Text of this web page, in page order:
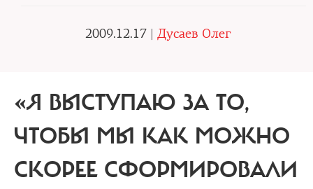
2009.12.17 | Дусаев Олег
«Я ВЫСТУПАЮ ЗА ТО,
ЧТОБЫ МЫ КАК МОЖНО
СКОРЕЕ СФОРМИРОВАЛИ